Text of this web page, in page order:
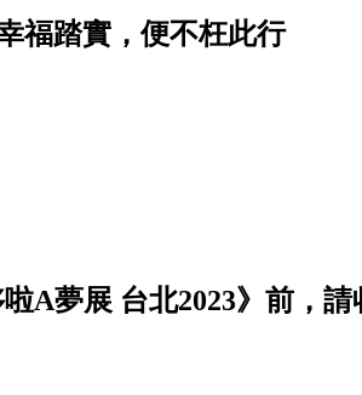
福踏實，便不枉此行
A夢展 台北2023》前，請